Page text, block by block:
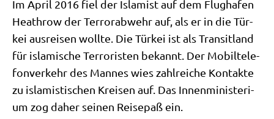
Im April 2016 fiel der Isla­mist auf dem Flug­ha­fen
Heath­row der Ter­ror­ab­wehr auf, als er in die Tür­
kei aus­rei­sen woll­te. Die Tür­kei ist als Tran­sit­land
für isla­mi­sche Ter­ro­ri­sten bekannt. Der Mobil­te­le­
fon­ver­kehr des Man­nes wies zahl­rei­che Kon­tak­te
zu isla­mi­sti­schen Krei­sen auf. Das Innen­mi­ni­ste­ri­
um zog daher sei­nen Rei­se­paß ein.